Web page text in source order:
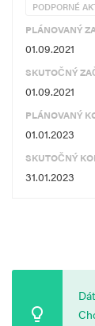
PODPORNÉ
PLÁNOVANÝ
01.09.2021
SKUTOČNÝ
01.09.2021
PLÁNOVANÝ
01.01.2023
SKUTOČNÝ
31.01.2023